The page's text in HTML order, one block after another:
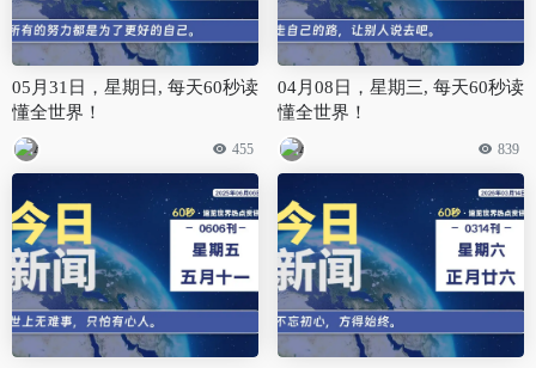
05月31日，星期日, 每天60秒读
懂全世界！
455
04月08日，星期三, 每天60秒读
懂全世界！
839